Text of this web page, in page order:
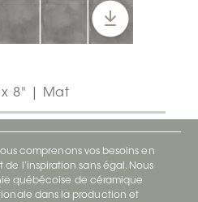
8" | Mat
comprenons vos besoins en
l’inspiration sans égal. Nous
québécoise de céramique
dans la production et